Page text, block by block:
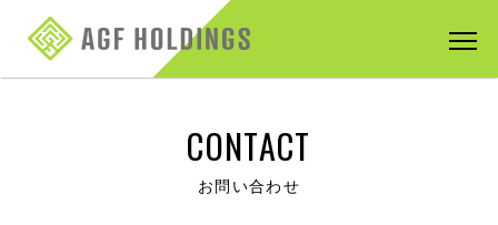
CONTACT
お問い合わせ